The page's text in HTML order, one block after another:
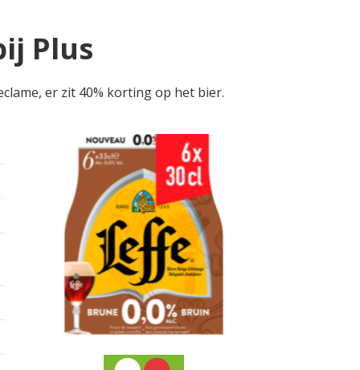
Plus
er zit 40% korting op het bier.